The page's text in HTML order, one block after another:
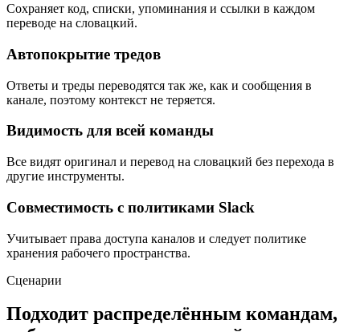
Сохраняет код, списки, упоминания и ссылки в каждом
переводе на словацкий.
Автопокрытие тредов
Ответы и треды переводятся так же, как и сообщения в
канале, поэтому контекст не теряется.
Видимость для всей команды
Все видят оригинал и перевод на словацкий без перехода в
другие инструменты.
Совместимость с политиками Slack
Учитывает права доступа каналов и следует политике
хранения рабочего пространства.
Сценарии
Подходит распределённым командам,